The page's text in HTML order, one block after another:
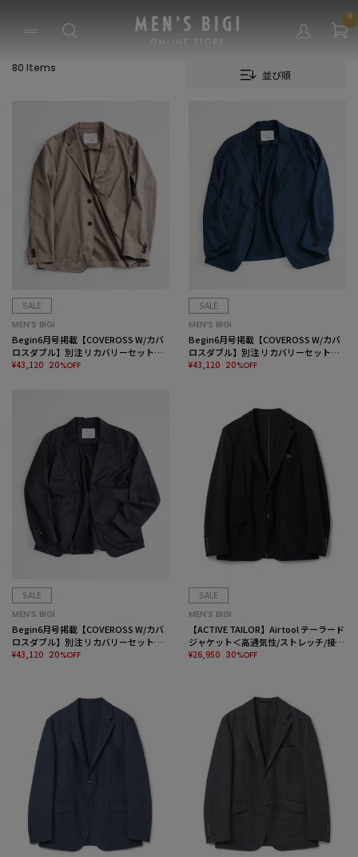
0
80 Items 並び順
SALE
MEN’S BIGI
Begin6月号掲載【COVEROSS W/カバ
ロスダブル】別注 リカバリーセットア
ップジャケット＜リラックス効果/スト
¥43,120 20%OFF
SALE
MEN’S BIGI
Begin6月号掲載【COVEROSS W/カバ
ロスダブル】別注 リカバリーセットア
ップジャケット＜リラックス効果/スト
¥43,120 20%OFF
SALE
MEN’S BIGI
Begin6月号掲載【COVEROSS W/カバ
ロスダブル】別注 リカバリーセットア
ップジャケット＜リラックス効果/スト
¥43,120 20%OFF
SALE
MEN’S BIGI
【ACTIVE TAILOR】Air tool テーラード
ジャケット＜高通気性/ストレッチ/接触
冷感/UVカット/防シワ＞
¥26,950 30%OFF